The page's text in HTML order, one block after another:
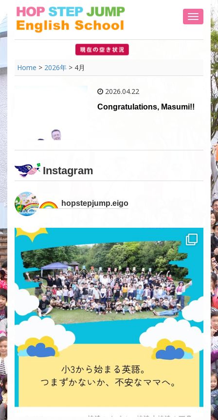
Toggle
Home > 2026年 > 4月
2026.04.22
Congratulations, Masumi!!
Instagram
hopstepjump.eigo